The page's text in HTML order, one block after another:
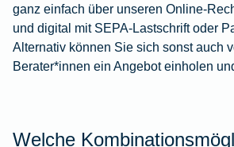
ganz einfach über unseren Online-
und digital mit SEPA-Lastschrift oder
Alternativ können Sie sich sonst auch
Berater*innen ein Angebot einholen
Welche